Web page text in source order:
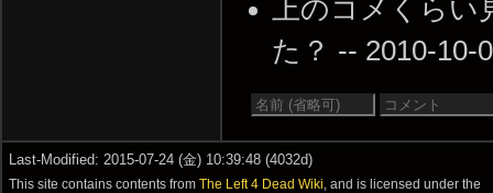
上のコメくら
た？ -- 2010-10-
Last-Modified: 2015-07-24 (金) 10:39:48 (4032d)
This site contains contents from The Left 4 Dead Wiki , and is licensed under the